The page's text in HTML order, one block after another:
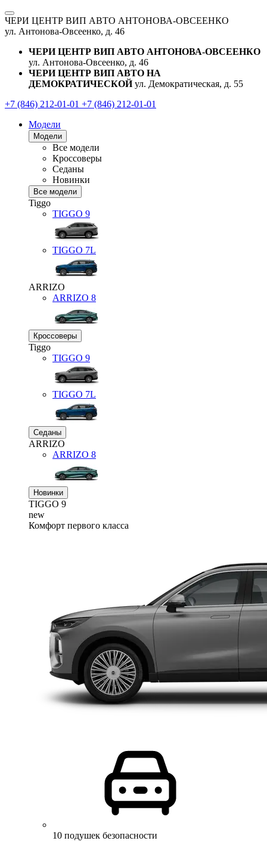
ЧЕРИ ЦЕНТР ВИП АВТО АНТОНОВА-ОВСЕЕНКО
ул. Антонова-Овсеенко, д. 46
ЧЕРИ ЦЕНТР ВИП АВТО АНТОНОВА-ОВСЕЕНКО
ул. Антонова-Овсеенко, д. 46
ЧЕРИ ЦЕНТР ВИП АВТО НА
ДЕМОКРАТИЧЕСКОЙ ул. Демократическая, д. 55
+7 (846) 212-01-01 +7 (846) 212-01-01
Модели
Модели
Все модели
Кроссоверы
Седаны
Новинки
Все модели
Tiggo
TIGGO 9
TIGGO 7L
ARRIZO
ARRIZO 8
Кроссоверы
Tiggo
TIGGO 9
TIGGO 7L
Седаны
ARRIZO
ARRIZO 8
Новинки
TIGGO 9
new
Комфорт первого класса
10 подушек безопасности